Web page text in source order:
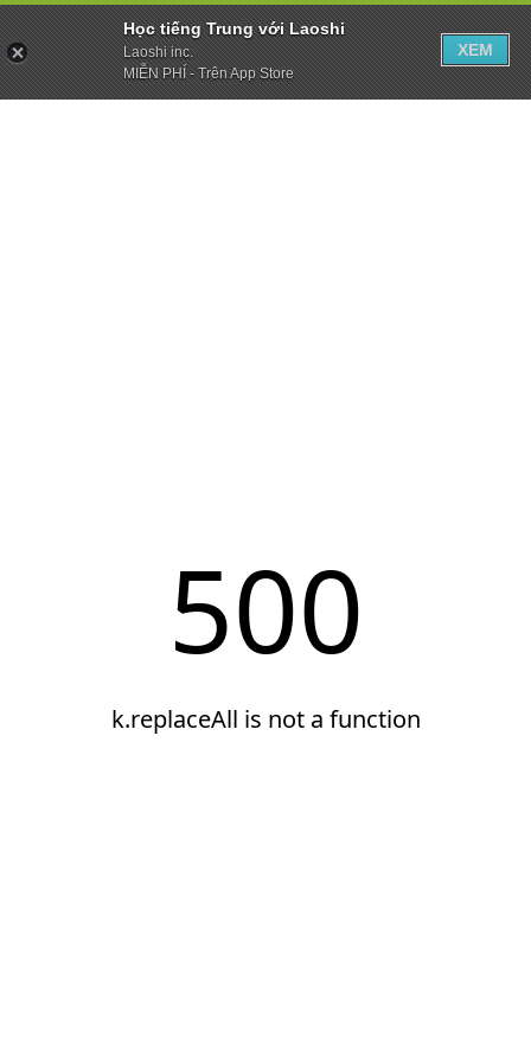
Học tiếng Trung với Laoshi
Laoshi inc.
MIỄN PHÍ - Trên App Store
XEM
500
k.replaceAll is not a function